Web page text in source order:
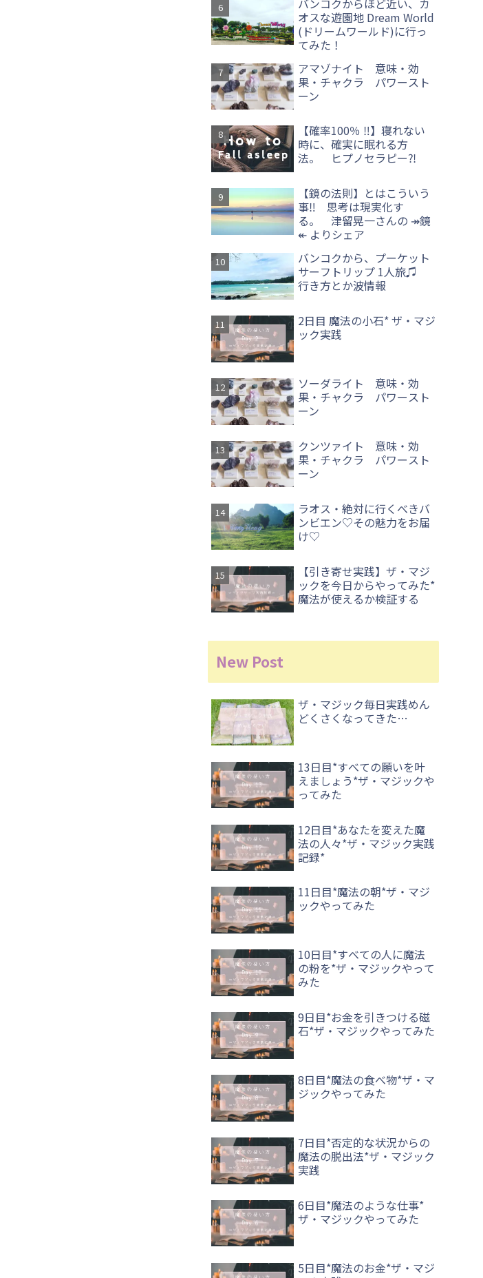
オスな遊園地 Dream World
(ドリームワールド)に行っ
てみた！
アマゾナイト 意味・効
果・チャクラ パワースト
ーン
【確率100％ ‼】寝れない
時に、確実に眠れる方
法。 ヒプノセラピー⁈
【鏡の法則】とはこういう
事‼ 思考は現実化す
る。 津留晃一さんの ↠鏡
↞ よりシェア
バンコクから、プーケット
サーフトリップ 1人旅♫
行き方とか波情報
2日目 魔法の小石* ザ・マジ
ック実践
ソーダライト 意味・効
果・チャクラ パワースト
ーン
クンツァイト 意味・効
果・チャクラ パワースト
ーン
ラオス・絶対に行くべきバ
ンビエン♡その魅力をお届
け♡
【引き寄せ実践】ザ・マジ
ックを今日からやってみた*
魔法が使えるか検証する
New Post
ザ・マジック毎日実践めん
どくさくなってきた…
13日目*すべての願いを叶
えましょう*ザ・マジックや
ってみた
12日目*あなたを変えた魔
法の人々*ザ・マジック実践
記録*
11日目*魔法の朝*ザ・マジ
ックやってみた
10日目*すべての人に魔法
の粉を*ザ・マジックやって
みた
9日目*お金を引きつける磁
石*ザ・マジックやってみた
8日目*魔法の食べ物*ザ・マ
ジックやってみた
7日目*否定的な状況からの
魔法の脱出法*ザ・マジック
実践
6日目*魔法のような仕事*
ザ・マジックやってみた
5日目*魔法のお金*ザ・マジ